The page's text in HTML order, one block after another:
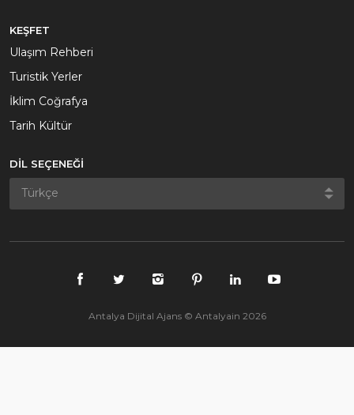
KEŞFET
Ulaşım Rehberi
Turistik Yerler
İklim Coğrafya
Tarih Kültür
DİL SEÇENEĞİ
Antalya Dijital Ajans © Antalyain 2026